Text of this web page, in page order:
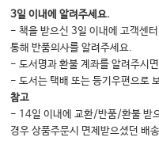
22. 자궁경부의 상피내 종양
23. 침윤성 자궁 경부암
24. 자궁 내막 증식증
25. 자궁 내막암과 육종
26. 상피성 난소종양
27. 비상피성 난소종양
3일 이내에 알려주세요.
- 책을 받으신 3일 이내에 고객
통해 반품의사를 알려주세요.
- 도서명과 환불 계좌를 알려주시
- 도서는 택배 또는 등기우편으로
참고
- 14일 이내에 교환/반품/환불 받
경우 상품주문시 면제받으셨던 배